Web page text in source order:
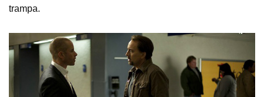
trampa.